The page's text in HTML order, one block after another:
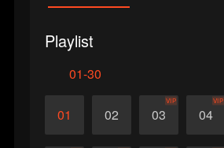
Playlist
01-30
01 02 03
VIP
04
VIP